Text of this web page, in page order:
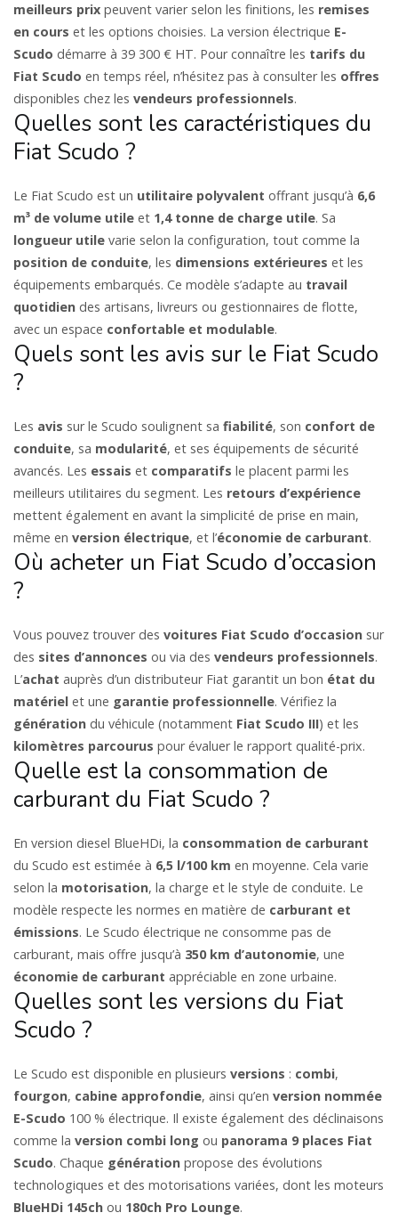
meilleurs prix peuvent varier selon les finitions, les remises
en cours et les options choisies. La version électrique E-
Scudo démarre à 39 300 € HT. Pour connaître les tarifs du
Fiat Scudo en temps réel, n’hésitez pas à consulter les offres
disponibles chez les vendeurs professionnels.
Quelles sont les caractéristiques du
Fiat Scudo ?
Le Fiat Scudo est un utilitaire polyvalent offrant jusqu’à 6,6
m³ de volume utile et 1,4 tonne de charge utile. Sa
longueur utile varie selon la configuration, tout comme la
position de conduite, les dimensions extérieures et les
équipements embarqués. Ce modèle s’adapte au travail
quotidien des artisans, livreurs ou gestionnaires de flotte,
avec un espace confortable et modulable.
Quels sont les avis sur le Fiat Scudo
?
Les avis sur le Scudo soulignent sa fiabilité, son confort de
conduite, sa modularité, et ses équipements de sécurité
avancés. Les essais et comparatifs le placent parmi les
meilleurs utilitaires du segment. Les retours d’expérience
mettent également en avant la simplicité de prise en main,
même en version électrique, et l’économie de carburant.
Où acheter un Fiat Scudo d’occasion
?
Vous pouvez trouver des voitures Fiat Scudo d’occasion sur
des sites d’annonces ou via des vendeurs professionnels.
L’achat auprès d’un distributeur Fiat garantit un bon état du
matériel et une garantie professionnelle. Vérifiez la
génération du véhicule (notamment Fiat Scudo III) et les
kilomètres parcourus pour évaluer le rapport qualité-prix.
Quelle est la consommation de
carburant du Fiat Scudo ?
En version diesel BlueHDi, la consommation de carburant
du Scudo est estimée à 6,5 l/100 km en moyenne. Cela varie
selon la motorisation, la charge et le style de conduite. Le
modèle respecte les normes en matière de carburant et
émissions. Le Scudo électrique ne consomme pas de
carburant, mais offre jusqu’à 350 km d’autonomie, une
économie de carburant appréciable en zone urbaine.
Quelles sont les versions du Fiat
Scudo ?
Le Scudo est disponible en plusieurs versions : combi,
fourgon, cabine approfondie, ainsi qu’en version nommée
E-Scudo 100 % électrique. Il existe également des déclinaisons
comme la version combi long ou panorama 9 places Fiat
Scudo. Chaque génération propose des évolutions
technologiques et des motorisations variées, dont les moteurs
BlueHDi 145ch ou 180ch Pro Lounge.